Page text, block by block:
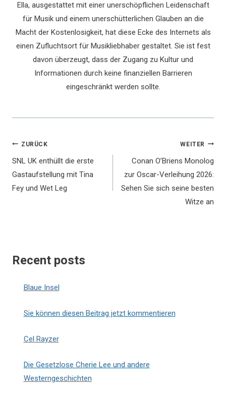
Ella, ausgestattet mit einer unerschöpflichen Leidenschaft
für Musik und einem unerschütterlichen Glauben an die
Macht der Kostenlosigkeit, hat diese Ecke des Internets als
einen Zufluchtsort für Musikliebhaber gestaltet. Sie ist fest
davon überzeugt, dass der Zugang zu Kultur und
Informationen durch keine finanziellen Barrieren
eingeschränkt werden sollte.
Beitragsnavigation
ZURÜCK
SNL UK enthüllt die erste
Gastaufstellung mit Tina
Fey und Wet Leg
WEITER
Conan O’Briens Monolog
zur Oscar-Verleihung 2026:
Sehen Sie sich seine besten
Witze an
Recent posts
Blaue Insel
Sie können diesen Beitrag jetzt kommentieren
Cel Rayzer
Die Gesetzlose Cherie Lee und andere
Westerngeschichten